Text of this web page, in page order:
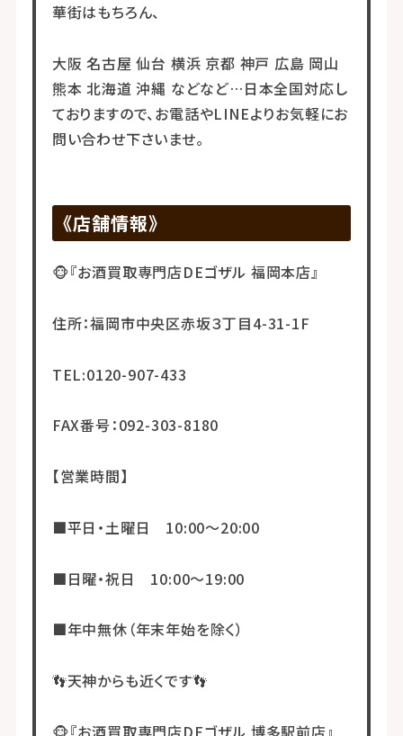
華街はもちろん、
大阪 名古屋 仙台 横浜 京都 神戸 広島 岡山
熊本 北海道 沖縄 などなど…日本全国対応し
ておりますので、お電話やLINEよりお気軽にお
問い合わせ下さいませ。
《店舗情報》
🐵『お酒買取専門店DEゴザル 福岡本店』
住所：福岡市中央区赤坂３丁目4-31-1F
TEL:0120-907-433
FAX番号：092-303-8180
【営業時間】
■平日・土曜日 10:00～20:00
■日曜・祝日 10:00～19:00
■年中無休（年末年始を除く）
👣天神からも近くです👣
🐵『お酒買取専門店DEゴザル 博多駅前店』